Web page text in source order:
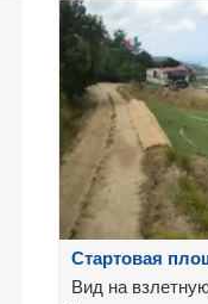
Стартовая
Тропее
Вид на